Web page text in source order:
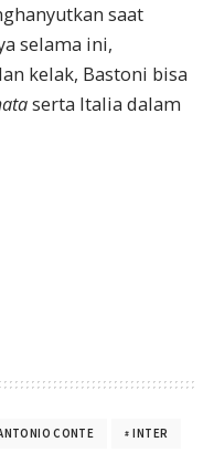
saat
selama ini,
kelak, Bastoni bisa
serta Italia dalam
CONTE
INTER